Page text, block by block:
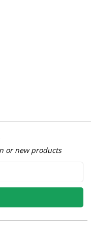
or new products